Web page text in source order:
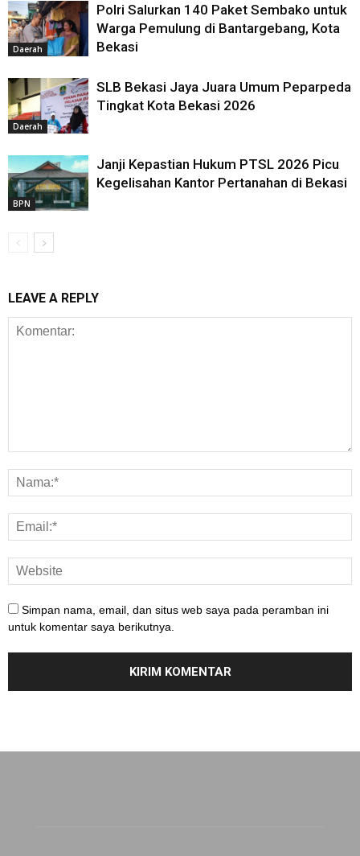
Daerah
Polri Salurkan 140 Paket Sembako untuk
Warga Pemulung di Bantargebang, Kota
Bekasi
Daerah
SLB Bekasi Jaya Juara Umum Peparpeda
Tingkat Kota Bekasi 2026
BPN
Janji Kepastian Hukum PTSL 2026 Picu
Kegelisahan Kantor Pertanahan di Bekasi
LEAVE A REPLY
Simpan nama, email, dan situs web saya pada peramban ini
untuk komentar saya berikutnya.